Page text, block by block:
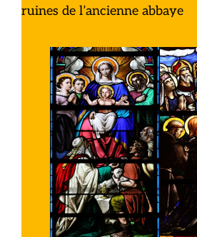
ruines de l’ancienne abbaye